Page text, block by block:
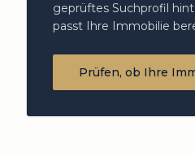
geprüftes Suchprofil
passt Ihre Immobilie
Prüfen, ob Ihre